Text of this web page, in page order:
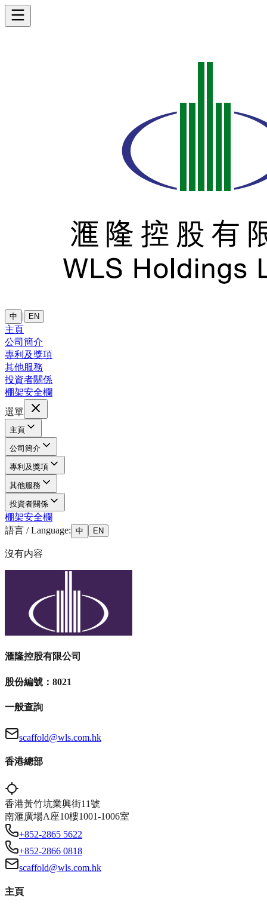
中 | EN
主頁
公司簡介
專利及獎項
其他服務
投資者關係
棚架安全欄
選單
主頁
公司簡介
專利及獎項
其他服務
投資者關係
棚架安全欄
語言 / Language: 中 EN
沒有内容
滙隆控股有限公司
股份編號：8021
一般查詢
scaffold@wls.com.hk
香港總部
香港黃竹坑業興街11號
南滙廣場A座10樓1001-1006室
+852-2865 5622
+852-2866 0818
scaffold@wls.com.hk
主頁